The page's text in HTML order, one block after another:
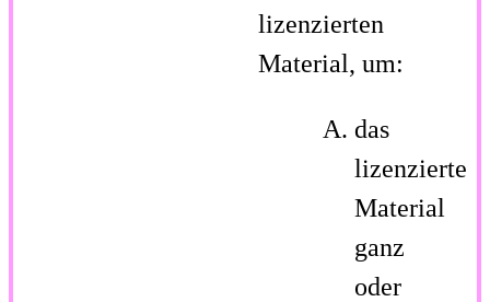
lizenzierten
Material, um:
das
lizenzierte
Material
ganz
oder